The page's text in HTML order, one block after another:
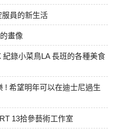
員的新生活
畫像
錄小菜鳥LA 長班的各種美食
! 希望明年可以在迪士尼過生
13拾參藝術工作室